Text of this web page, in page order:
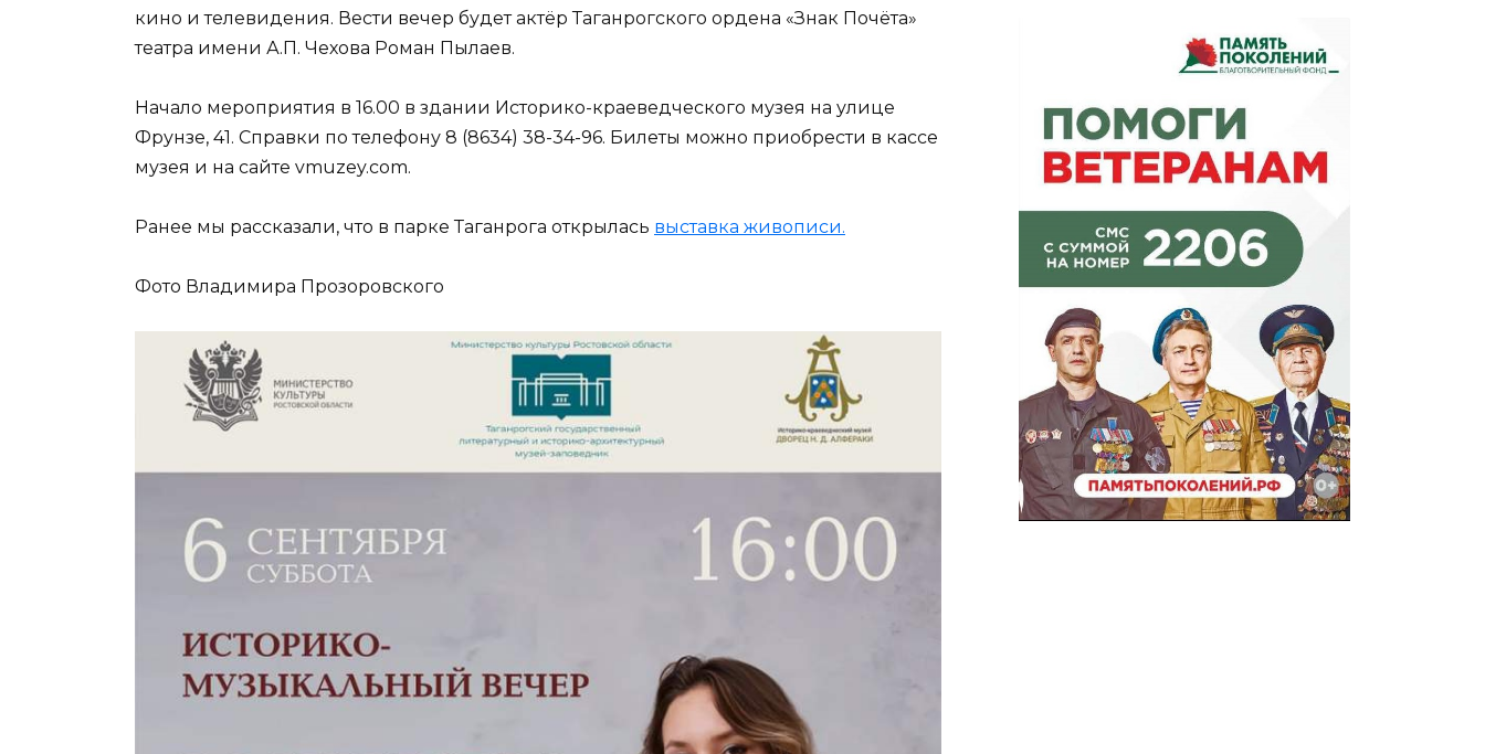
кино и телевидения. Вести вечер будет актёр Таганрогского ордена «Знак Почёта»
театра имени А.П. Чехова Роман Пылаев.
Начало мероприятия в 16.00 в здании Историко-краеведческого музея на улице
Фрунзе, 41. Справки по телефону 8 (8634) 38-34-96. Билеты можно приобрести в кассе
музея и на сайте vmuzey.com.
Ранее мы рассказали, что в парке Таганрога открылась выставка живописи.
Фото Владимира Прозоровского